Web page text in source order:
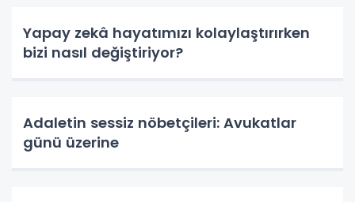
Yapay zekâ hayatımızı kolaylaştırırken
bizi nasıl değiştiriyor?
Adaletin sessiz nöbetçileri: Avukatlar
günü üzerine